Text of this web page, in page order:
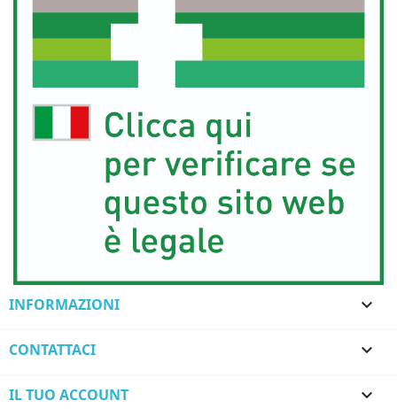
INFORMAZIONI 
CONTATTACI 
IL TUO ACCOUNT 